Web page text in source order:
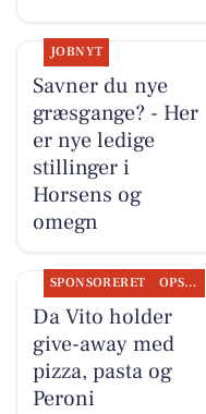
JOBNYT
Savner du nye
græsgange? - Her
er nye ledige
stillinger i
Horsens og
omegn
SPONSORERET OPSLAGSTAVLEN
Da Vito holder
give-away med
pizza, pasta og
Peroni